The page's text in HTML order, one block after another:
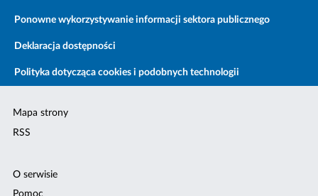
Ponowne wykorzystywanie informacji sektora publicznego
Deklaracja dostępności
Polityka dotycząca cookies i podobnych technologii
Mapa strony
RSS
O serwisie